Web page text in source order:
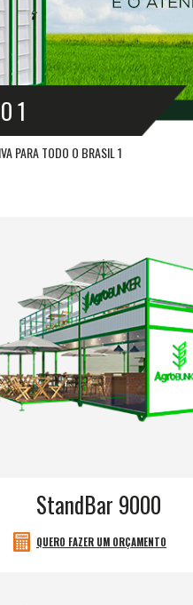
1
PARA TODO O BRASIL 1
StandBar 9000
QUERO FAZER UM ORÇAMENTO